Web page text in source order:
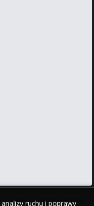
ruchu i poprawy
info•Contact•iPhone